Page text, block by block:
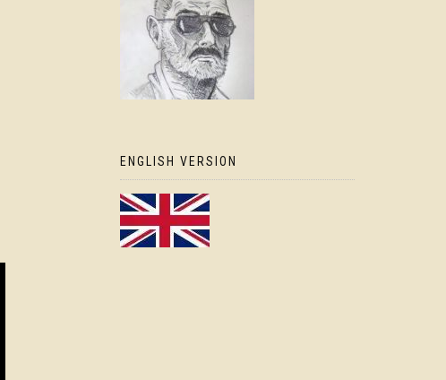
ENGLISH VERSION